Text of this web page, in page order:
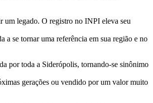
um legado. O registro no INPI eleva seu
a se tornar uma referência em sua região e no
por toda a Siderópolis, tornando-se sinônimo
gerações ou vendido por um valor muito